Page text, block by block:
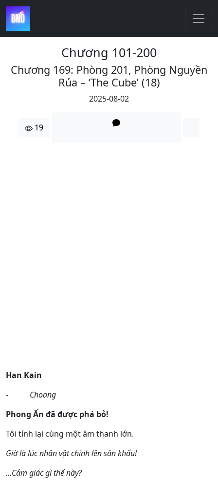
Chương 101-200
Chương 169: Phòng 201, Phòng Nguyền
Rủa – ‘The Cube’ (18)
2025-08-02
19
Han Kain
- Choang
Phong Ấn đã được phá bỏ!
Tôi tỉnh lại cùng một âm thanh lớn.
Giờ là lúc nhân vật chính lên sân khấu!
…Cảm giác gì thế này?